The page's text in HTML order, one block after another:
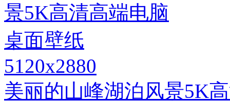
5120x2880
美丽的山峰湖泊风景5K